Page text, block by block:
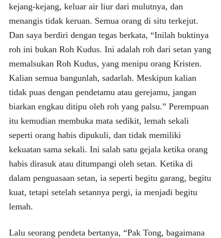
kejang-kejang, keluar air liur dari mulutnya, dan
menangis tidak keruan. Semua orang di situ terkejut.
Dan saya berdiri dengan tegas berkata, “Inilah buktinya
roh ini bukan Roh Kudus. Ini adalah roh dari setan yang
memalsukan Roh Kudus, yang menipu orang Kristen.
Kalian semua bangunlah, sadarlah. Meskipun kalian
tidak puas dengan pendetamu atau gerejamu, jangan
biarkan engkau ditipu oleh roh yang palsu.” Perempuan
itu kemudian membuka mata sedikit, lemah sekali
seperti orang habis dipukuli, dan tidak memiliki
kekuatan sama sekali. Ini salah satu gejala ketika orang
habis dirasuk atau ditumpangi oleh setan. Ketika di
dalam penguasaan setan, ia seperti begitu garang, begitu
kuat, tetapi setelah setannya pergi, ia menjadi begitu
lemah.
Lalu seorang pendeta bertanya, “Pak Tong, bagaimana